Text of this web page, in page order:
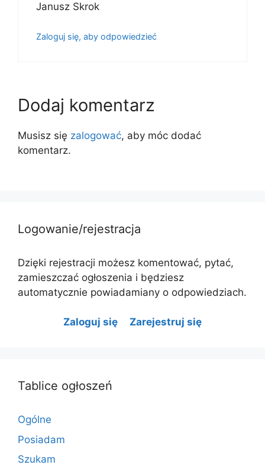
Janusz Skrok
Zaloguj się, aby odpowiedzieć
Dodaj komentarz
Musisz się zalogować, aby móc dodać
komentarz.
Logowanie/rejestracja
Dzięki rejestracji możesz komentować, pytać,
zamieszczać ogłoszenia i będziesz
automatycznie powiadamiany o odpowiedziach.
Zaloguj się Zarejestruj się
Tablice ogłoszeń
Ogólne
Posiadam
Szukam